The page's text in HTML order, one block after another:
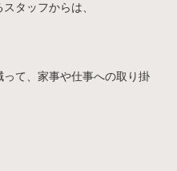
タッフからは、
って、家事や仕事への取り掛